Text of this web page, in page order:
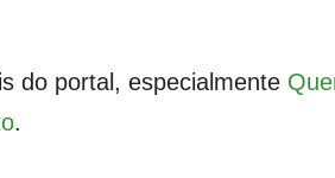
do portal, especialmente
.